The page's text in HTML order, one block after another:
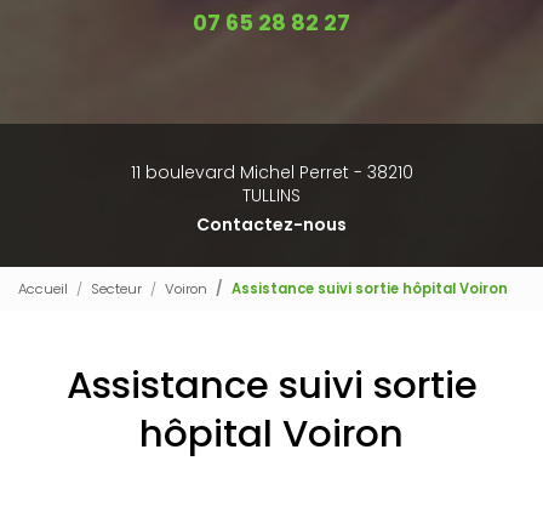
07 65 28 82 27
11 boulevard Michel Perret - 38210
TULLINS
Contactez-nous
Accueil Secteur Voiron Assistance suivi sortie hôpital Voiron
Assistance suivi sortie
hôpital Voiron